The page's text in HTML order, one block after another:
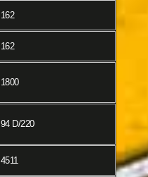
162
162
1800
94 D/220
4511